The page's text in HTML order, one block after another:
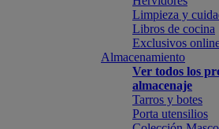
Limpieza y
Libros de cocina
Exclusivos
Almacenamiento
Ver todos los
almacenaje
Tarros y botes
Porta utensilios